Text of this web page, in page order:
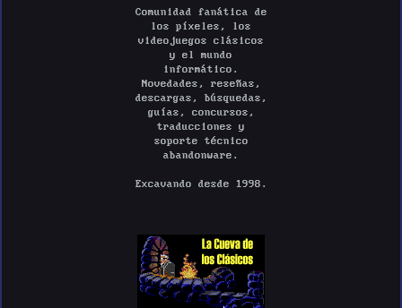
Comunidad fanática de
los píxeles, los
videojuegos clásicos
y el mundo
informático.
Novedades, reseñas,
descargas, búsquedas,
guías, concursos,
traducciones y
soporte técnico
abandonware.
Excavando desde 1998.